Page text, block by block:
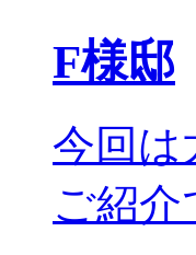
F様邸
今回は
ご紹介